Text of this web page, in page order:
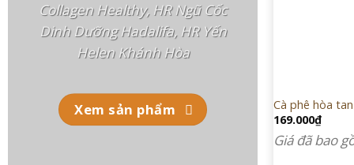
Collagen Healthy, HR Ngũ Cốc
Dinh Dưỡng Hadalifa, HR Yến
Helen Khánh Hòa
Xem sản phẩm
Cà phê hòa
169.000₫
Giá đã bao